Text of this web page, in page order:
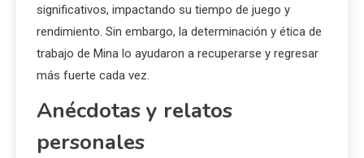
significativos, impactando su tiempo de juego y
rendimiento. Sin embargo, la determinación y ética de
trabajo de Mina lo ayudaron a recuperarse y regresar
más fuerte cada vez.
Anécdotas y relatos
personales